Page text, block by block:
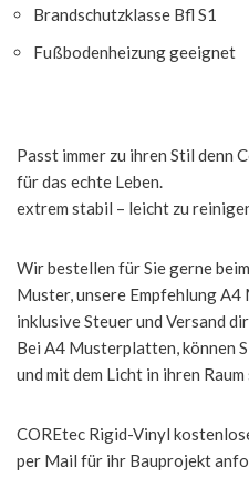
Brandschutzklasse Bfl S1
Fußbodenheizung geeignet
Passt immer zu ihren Stil denn
für das echte Leben.
extrem stabil – leicht zu
Wir bestellen für Sie gerne
Muster, unsere Empfehlung
inklusive Steuer und Versand
Bei A4 Musterplatten, können
und mit dem Licht in ihren Raum
COREtec Rigid-Vinyl
per Mail für ihr Bauprojekt